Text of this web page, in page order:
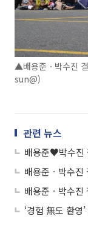
▲배용준ㆍ박수진
sun@)
관련 뉴스
배용준♥박수진
배용준ㆍ박수진
‘경험 無도 환영